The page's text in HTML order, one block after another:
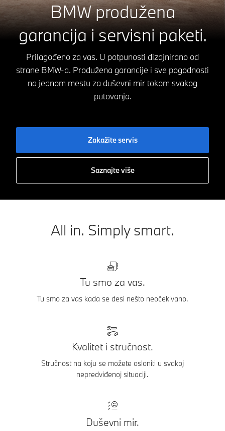
BMW produžena
garancija i servisni paketi.
Prilagođeno za vas. U potpunosti dizajnirano od
strane BMW-a. Produžena garancije i sve pogodnosti
na jednom mestu za duševni mir tokom svakog
putovanja.
Zakažite servis
Saznajte više
All in. Simply smart.
Tu smo za vas.
Tu smo za vas kada se desi nešto neočekivano.
Kvalitet i stručnost.
Stručnost na koju se možete osloniti u svakoj
nepredviđenoj situaciji.
Duševni mir.